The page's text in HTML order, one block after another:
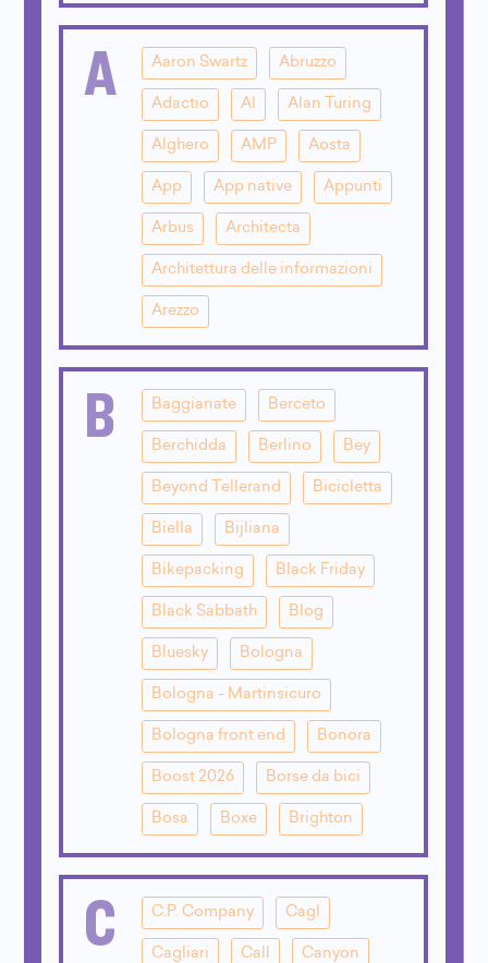
A Aaron Swartz Abruzzo
Adactio AI Alan Turing
Alghero AMP Aosta
App App native Appunti
Arbus Architecta
Architettura delle informazioni
Arezzo
B Baggianate Berceto
Berchidda Berlino Bey
Beyond Tellerand Bicicletta
Biella Bijliana
Bikepacking Black Friday
Black Sabbath Blog
Bluesky Bologna
Bologna - Martinsicuro
Bologna front end Bonora
Boost 2026 Borse da bici
Bosa Boxe Brighton
C C.P. Company Cagl
Cagliari Call Canyon